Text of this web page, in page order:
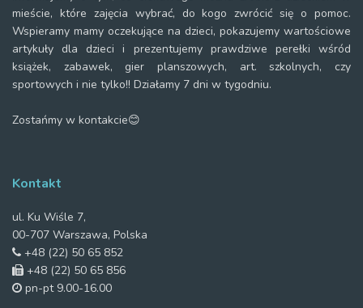
mieście, które zajęcia wybrać, do kogo zwrócić się o pomoc.
Wspieramy mamy oczekujące na dzieci, pokazujemy wartościowe
artykuły dla dzieci i prezentujemy prawdziwe perełki wśród
książek, zabawek, gier planszowych, art. szkolnych, czy
sportowych i nie tylko!! Działamy 7 dni w tygodniu.
Zostańmy w kontakcie😊
Kontakt
ul. Ku Wiśle 7,
00-707 Warszawa, Polska
+48 (22) 50 65 852
+48 (22) 50 65 856
pn-pt 9.00-16.00